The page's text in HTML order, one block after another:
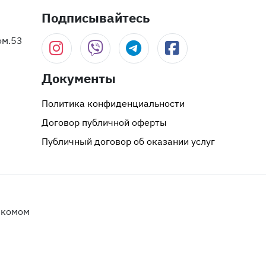
Подписывайтесь
Документы
Политика конфиденциальности
Договор публичной оферты
Публичный договор об оказании услуг